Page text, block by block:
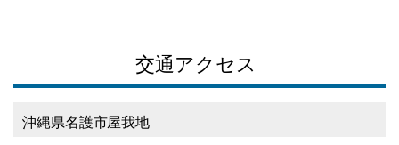
交通アクセス
沖縄県名護市屋我地